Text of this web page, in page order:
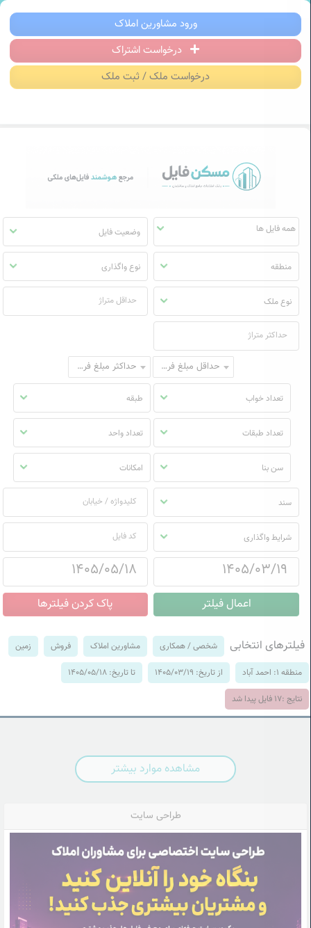
مسکن فایل | خرید، فروش، رهن و اجاره
ورود مشاورین املاک
درخواست اشتراک
درخواست ملک / ثبت ملک
مسکن
فایل
وضعیت فایل
منطقه نوع واگذاری
نوع ملک
حداقل مبلغ فروش حداکثر مبلغ فروش
تعداد خواب طبقه
تعداد طبقات تعداد واحد
سن بنا امکانات
سند
شرایط واگذاری
فیلترهای انتخابی شخصی / همکاری مشاورین املاک فروش زمین
منطقه 1: احمد آباد از تاریخ: 1405/03/19 تا تاریخ: 1405/05/18
نتایج :17 فایل پیدا شد
مشاهده موارد بیشتر
طراحی سایت